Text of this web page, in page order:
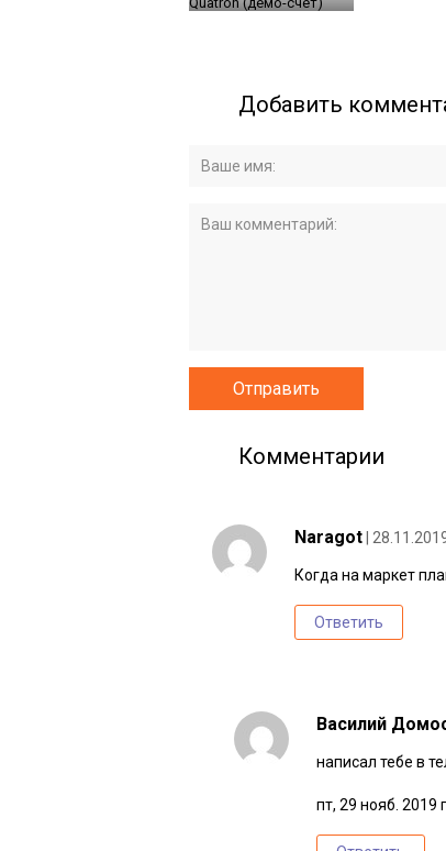
Добавить
Комментарии
Naragot |
Когда на маркет
Ответить
Василий
написал тебе в
пт, 29 нояб. 2019